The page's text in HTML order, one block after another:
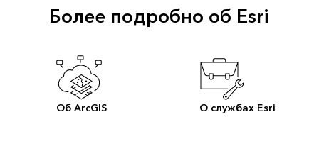
Более подробно об Esri
Об ArcGIS О службах Esri